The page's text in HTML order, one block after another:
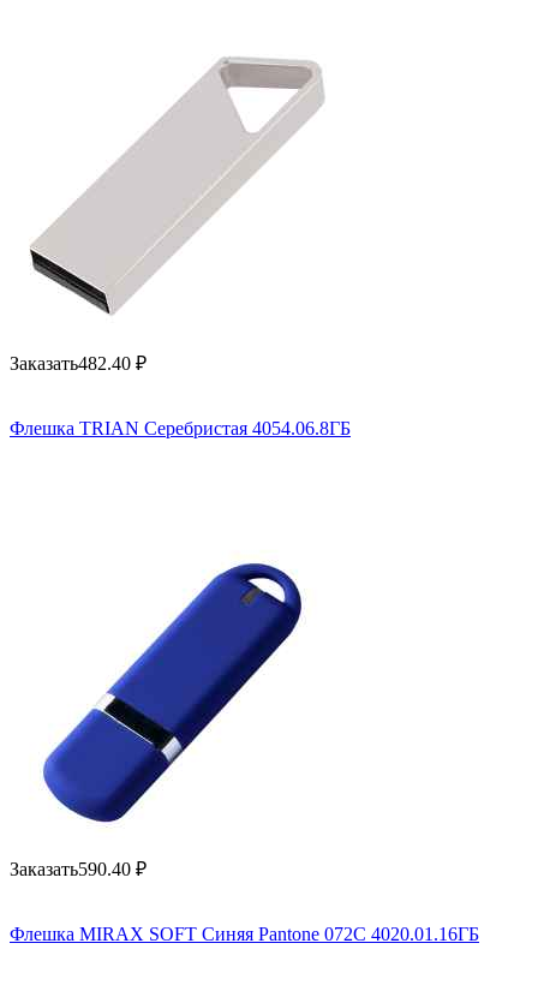
Заказать482.40 ₽
Флешка TRIAN Серебристая 4054.06.8ГБ
Заказать590.40 ₽
Флешка MIRAX SOFT Синяя Pantone 072C 4020.01.16ГБ